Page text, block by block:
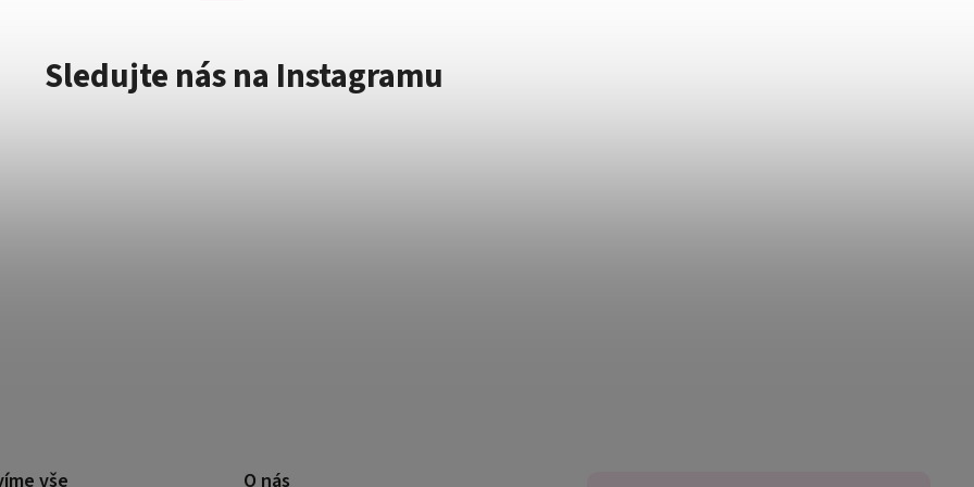
Sledujte nás na Instagramu
vše O nás